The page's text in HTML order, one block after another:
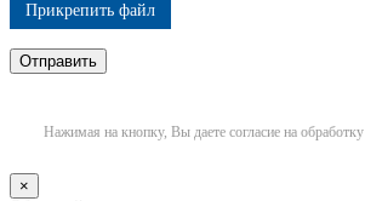
Прикрепить файл
Нажимая на кнопку, Вы даете согласие на обработку
×